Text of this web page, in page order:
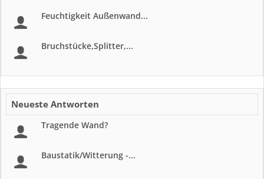
Feuchtigkeit Außenwand...
Bruchstücke,Splitter,...
Neueste Antworten
Tragende Wand?
Baustatik/Witterung -...